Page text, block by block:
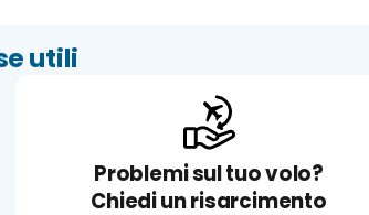
utili
Problemi sul tuo volo?
Chiedi un risarcimento